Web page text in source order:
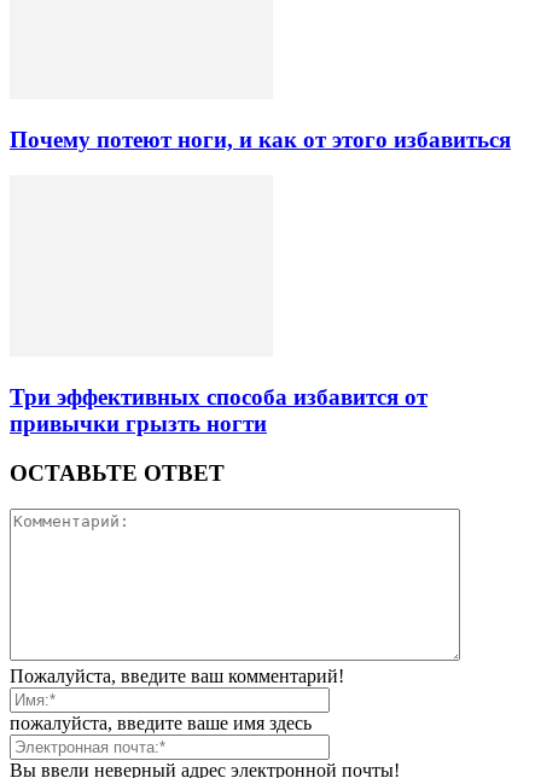
Почему потеют ноги, и как от этого избавиться
Три эффективных способа избавится от
привычки грызть ногти
ОСТАВЬТЕ ОТВЕТ
Пожалуйста, введите ваш комментарий!
пожалуйста, введите ваше имя здесь
Вы ввели неверный адрес электронной почты!